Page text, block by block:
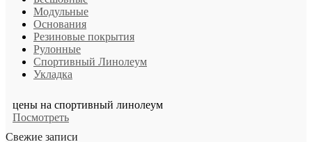
Модульные
Основания
Резиновые покрытия
Рулонные
Спортивный Линолеум
Укладка
цены на спортивный линолеум
Посмотреть
Свежие записи